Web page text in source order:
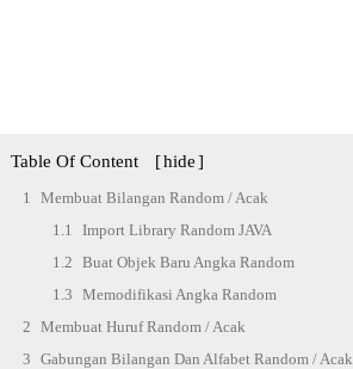
Table Of Content [hide]
Membuat Bilangan Random / Acak
Import Library Random JAVA
Buat Objek Baru Angka Random
Memodifikasi Angka Random
Membuat Huruf Random / Acak
Gabungan Bilangan Dan Alfabet Random / Acak